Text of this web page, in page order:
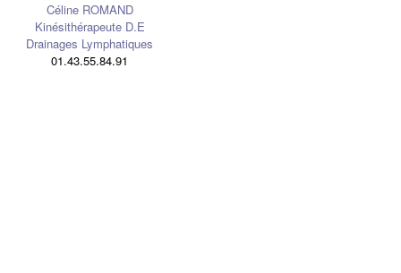
Céline ROMAND
Kinésithérapeute D.E
Drainages Lymphatiques
01.43.55.84.91